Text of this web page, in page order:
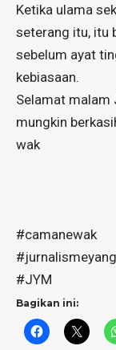
Ketika ulama
seterang itu, itu
sebelum ayat
kebiasaan.
Selamat malam
mungkin
wak
#camanewak
#JYM
Bagikan ini: